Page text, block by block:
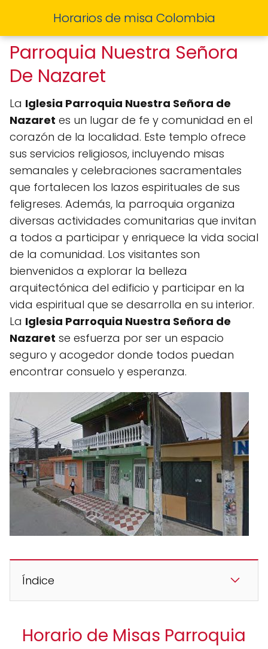
Horarios de misa Colombia
Parroquia Nuestra Señora
De Nazaret
La Iglesia Parroquia Nuestra Señora de
Nazaret es un lugar de fe y comunidad en el
corazón de la localidad. Este templo ofrece
sus servicios religiosos, incluyendo misas
semanales y celebraciones sacramentales
que fortalecen los lazos espirituales de sus
feligreses. Además, la parroquia organiza
diversas actividades comunitarias que invitan
a todos a participar y enriquece la vida social
de la comunidad. Los visitantes son
bienvenidos a explorar la belleza
arquitectónica del edificio y participar en la
vida espiritual que se desarrolla en su interior.
La Iglesia Parroquia Nuestra Señora de
Nazaret se esfuerza por ser un espacio
seguro y acogedor donde todos puedan
encontrar consuelo y esperanza.
Índice
Horario de Misas Parroquia